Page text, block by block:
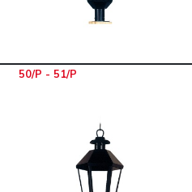
50/P - 51/P